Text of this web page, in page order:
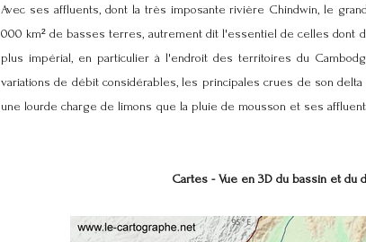
Avec ses affluents, dont la très imposante rivière Chindwin, le
000 km² de basses terres, autrement dit l'essentiel de celles dont
plus impérial, en particulier à l'endroit des territoires du
variations de débit considérables, les principales crues de son
une lourde charge de limons que la pluie de mousson et ses
Cartes - Vue en 3D du bassin et du